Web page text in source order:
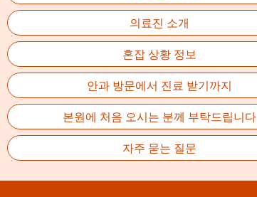
의료진 소개
혼잡 상황 정보
안과 방문에서 진료 받기까지
본원에 처음 오시는 분께 부탁드립니다
자주 묻는 질문